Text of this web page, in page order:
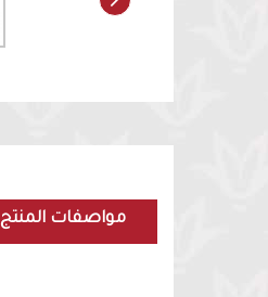
مواصفات المنتج